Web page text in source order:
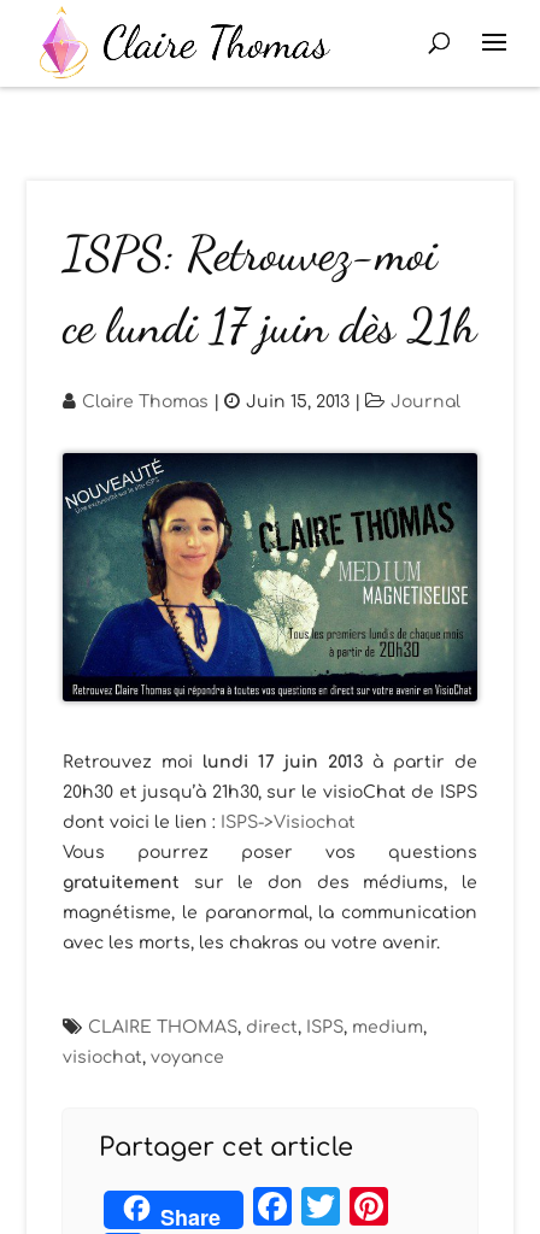
ISPS: Retrouvez-moi
ce lundi 17 juin dès 21h
Claire Thomas | Juin 15, 2013 | Journal
Retrouvez moi lundi 17 juin 2013à partir de
20h30 et jusqu’à 21h30, sur le visioChat de ISPS
dont voici le lien :
ISPS->Visiochat
Vous pourrez poser vos questions
gratuitement sur le don des médiums, le
magnétisme, le paranormal, la communication
avec les morts, les chakras ou votre avenir.
CLAIRE THOMAS, direct, ISPS, medium,
visiochat,voyance
Partager cet article
Share Facebook
Twitter